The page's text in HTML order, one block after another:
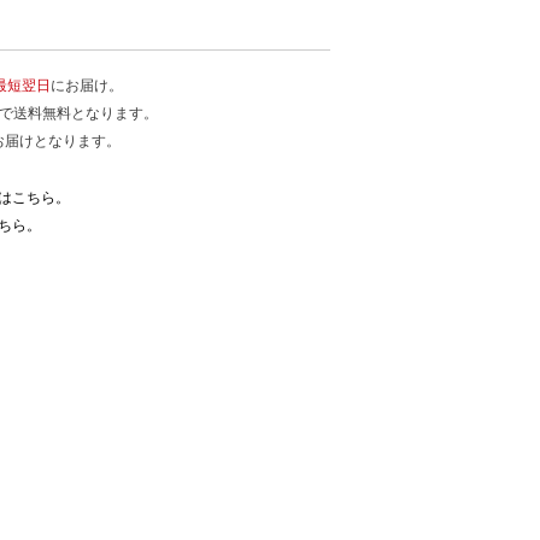
短翌日 にお届け。
送料無料となります。
けとなります。
こちら。
ら。